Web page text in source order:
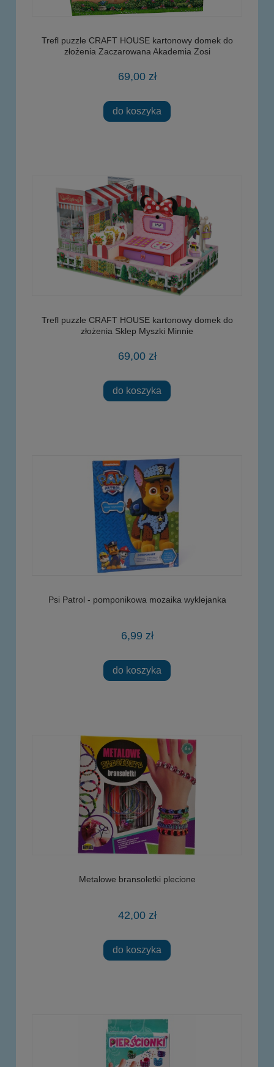
Trefl puzzle CRAFT HOUSE kartonowy domek do
złożenia Zaczarowana Akademia Zosi
69,00 zł
do koszyka
Trefl puzzle CRAFT HOUSE kartonowy domek do
złożenia Sklep Myszki Minnie
69,00 zł
do koszyka
Psi Patrol - pomponikowa mozaika wyklejanka
6,99 zł
do koszyka
Metalowe bransoletki plecione
42,00 zł
do koszyka